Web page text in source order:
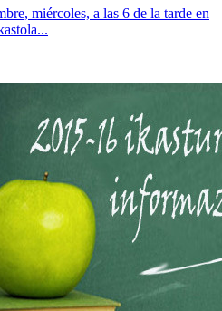
miércoles, a las 6 de la tarde en